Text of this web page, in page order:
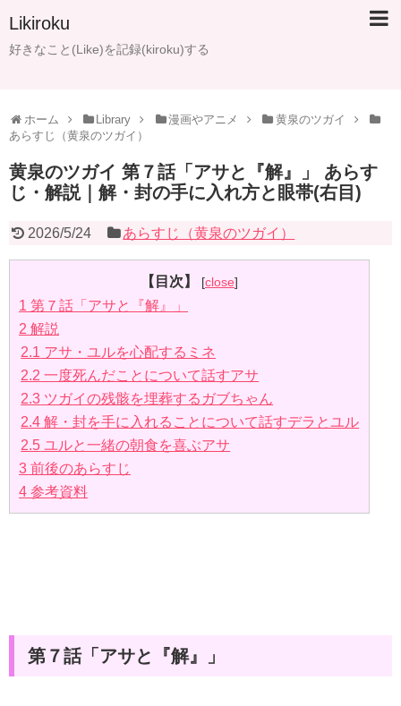
Likiroku
好きなこと(Like)を記録(kiroku)する
ホーム Library 漫画やアニメ
黄泉のツガイ
あらすじ（黄泉のツガイ）
黄泉のツガイ 第７話「アサと『解』」 あらす
じ・解説｜解・封の手に入れ方と眼帯(右目)
2026/5/24 あらすじ（黄泉のツガイ）
【目次】 [close]
1 第７話「アサと『解』」
2 解説
2.1 アサ・ユルを心配するミネ
2.2 一度死んだことについて話すアサ
2.3 ツガイの残骸を埋葬するガブちゃん
2.4 解・封を手に入れることについて話すデラとユル
2.5 ユルと一緒の朝食を喜ぶアサ
3 前後のあらすじ
4 参考資料
第７話「アサと『解』」